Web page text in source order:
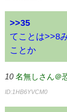
>>35
てことは>>8
ことか
10 名無しさん＠
ID:1HB6YVCM0